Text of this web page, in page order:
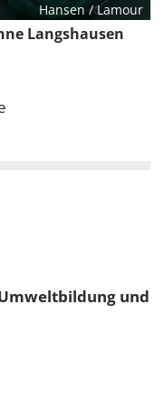
Hansen / Lamour
Langshausen
und